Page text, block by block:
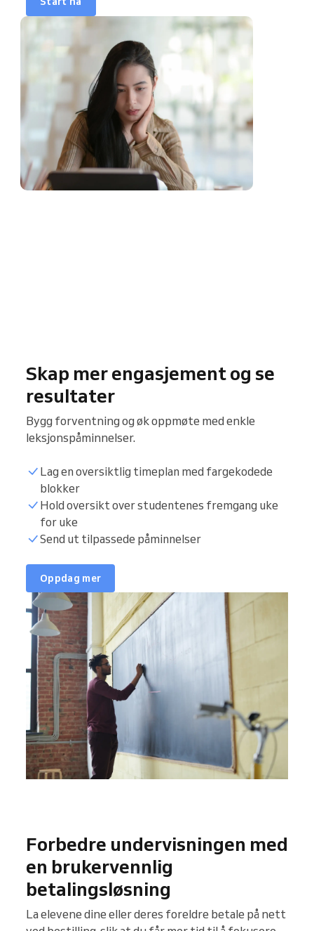
Skap mer engasjement og se
resultater
Bygg forventning og øk oppmøte med enkle
leksjonspåminnelser.
Lag en oversiktlig timeplan med fargekodede
blokker
Hold oversikt over studentenes fremgang uke
for uke
Send ut tilpassede påminnelser
Oppdag mer
Forbedre undervisningen med
en brukervennlig
betalingsløsning
La elevene dine eller deres foreldre betale på nett